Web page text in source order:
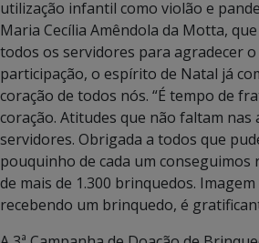
utilização infantil como violão e
Maria Cecília Amêndola da Motta,
todos os servidores para agradecer
participação, o espírito de Natal já
coração de todos nós. “É tempo de
coração. Atitudes que não faltam nas
servidores. Obrigada a todos que
pouquinho de cada um
de mais de 1.300 brinquedos. Imagem
recebendo um brinquedo, é